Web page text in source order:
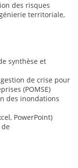
des risques
territoriale,
synthèse et
de crise pour
(POMSE)
des inondations
PowerPoint)